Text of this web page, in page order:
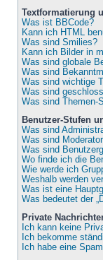
Textformatierung
Was ist BBCode?
Kann ich HTML
Was sind Smilies?
Kann ich Bilder in
Was sind globale
Was sind
Was sind wichtige
Was sind
Was sind Themen-
Benutzer-Stufen
Was sind
Was sind
Was sind
Wo finde ich die
Wie werde ich
Weshalb werden
Was ist eine
Was bedeutet der
Private
Ich kann keine
Ich bekomme
Ich habe eine